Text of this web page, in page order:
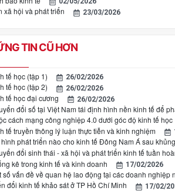
xã hội và phát triển 23/03/2026
TIN CŨ HƠN
tế học (tập 1) 26/02/2026
tế học (tập 2) 26/02/2026
tế học đại cương 26/02/2026
đổi số tại Việt Nam tái định hình nền kinh tế để
cách mạng công nghiệp 4.0 dưới góc độ kinh tế học
tế truyền thông lý luận thực tiễn và kinh nghiệm
phát triển nào cho kinh tế Đông Nam Á sau
đổi sinh thái - xã hội và phát triển kinh tế tuần
kê trong kinh tế và kinh doanh 17/02/2026
số vấn đề về quan hệ lao động tại các doanh
đổi kinh tế khảo sát ở TP Hồ Chí Minh
17/02/